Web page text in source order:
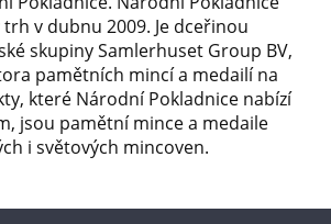
v dubnu 2009. Je dceřinou
skupiny Samlerhuset Group BV,
pamětních mincí a medailí na
které Národní Pokladnice nabízí
jsou pamětní mince a medaile
i světových mincoven.